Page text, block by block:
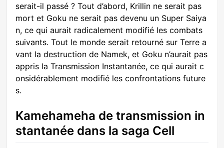
serait-il passé ? Tout d’abord, Krillin ne serait pas
mort et Goku ne serait pas devenu un Super Saiya
n, ce qui aurait radicalement modifié les combats
suivants. Tout le monde serait retourné sur Terre a
vant la destruction de Namek, et Goku n’aurait pas
appris la Transmission Instantanée, ce qui aurait c
onsidérablement modifié les confrontations future
s.
Kamehameha de transmission in
stantanée dans la saga Cell